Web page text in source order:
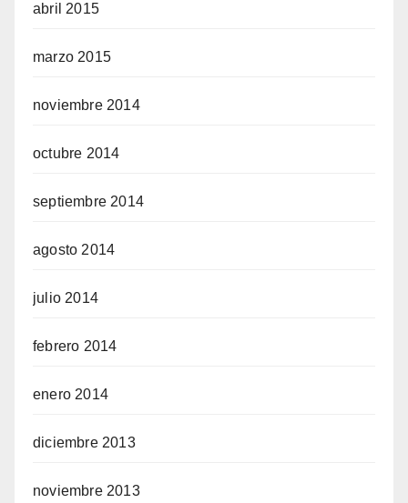
abril 2015
marzo 2015
noviembre 2014
octubre 2014
septiembre 2014
agosto 2014
julio 2014
febrero 2014
enero 2014
diciembre 2013
noviembre 2013